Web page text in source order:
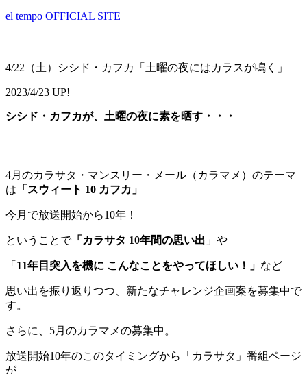
el tempo OFFICIAL SITE
4/22（土）シシド・カフカ「土曜の夜にはカラスが鳴く」
2023/4/23 UP!
シシド・カフカが、土曜の夜に素を晒す・・・
4月のカラサタ・マンスリー・メール（カラマメ）のテーマ
は 「スウィート 10 カフカ」
今月で放送開始から10年！
ということで「カラサタ 10年間の思い出 」や
「 11年目突入を機に こんなことをやってほしい！」 など
思い出を振り返りつつ、新たなチャレンジ企画案を募集中で
す。
さらに、5月のカラマメの募集中。
放送開始10年のこのタイミングから「カラサタ」番組ページ
が